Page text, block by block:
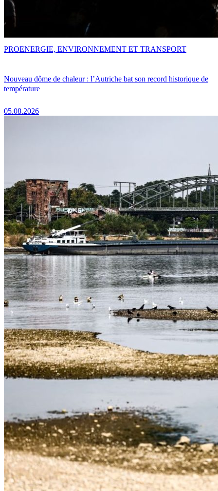
Nouveau dôme de chaleur : l’Autriche bat son record historique de
température
05.08.2026
PROENERGIE, ENVIRONNEMENT ET TRANSPORT